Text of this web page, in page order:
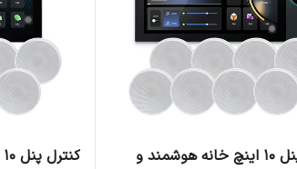
کنترل پنل 10 اینچ خانه هوشمند و